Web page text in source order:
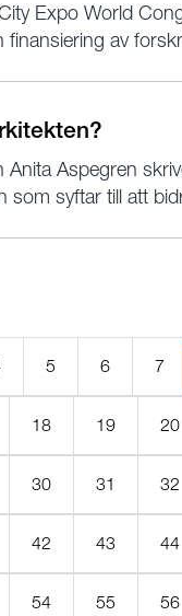
Expo World
finansiering av
Aspegren
som syftar till att
5 6 7
18 19 20
30 31 32
42 43 44
54 55 56